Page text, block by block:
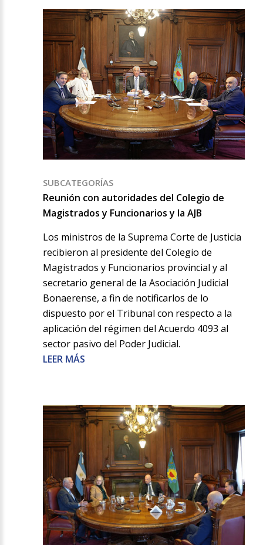
SUBCATEGORÍAS
Reunión con autoridades del Colegio de
Magistrados y Funcionarios y la AJB
Los ministros de la Suprema Corte de Justicia
recibieron al presidente del Colegio de
Magistrados y Funcionarios provincial y al
secretario general de la Asociación Judicial
Bonaerense, a fin de notificarlos de lo
dispuesto por el Tribunal con respecto a la
aplicación del régimen del Acuerdo 4093 al
sector pasivo del Poder Judicial.
LEER MÁS